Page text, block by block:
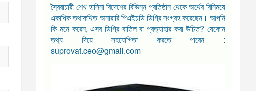
স্বৈরাচারী শেখ হাসিনা বিদেশের বিভিন্ন প্রতিষ্ঠান থেকে অর্থের বিনিময়ে
একাধিক তথাকথিত অনারারি পিএইচডি ডিগ্রি সংগ্রহ করেছেন। আপনি
কি মনে করেন, এসব ডিগ্রি বাতিল বা প্রত্যাহার করা উচিত? যেকোন
তথ্য দিয়ে সহযোগিতা করতে পারেন :
suprovat.ceo@gmail.com